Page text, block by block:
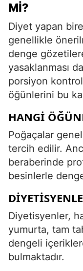
MI?
Diyet yapan
genellikle
denge
yasaklanması
porsiyon
öğünlerini bu
HANGI
Poğaçalar
tercih edilir.
beraberinde
besinlerle
Diyetisyenler,
yumurta, tam
dengeli
bulmaktadır.